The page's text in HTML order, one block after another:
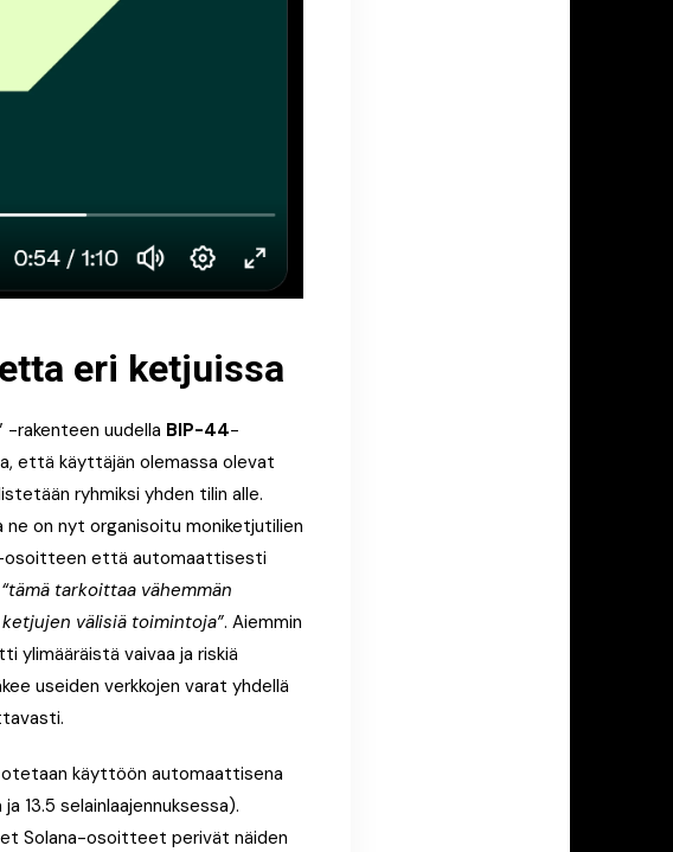
eri ketjuissa
-rakenteen uudella BIP-44-
että käyttäjän olemassa olevat
ryhmiksi yhden tilin alle.
on nyt organisoitu moniketjutilien
osoitteen että automaattisesti
“tämä tarkoittaa vähemmän
välisiä toimintoja”. Aiemmin
ylimääräistä vaivaa ja riskiä
useiden verkkojen varat yhdellä
käyttöön automaattisena
13.5 selainlaajennuksessa).
Solana-osoitteet perivät näiden